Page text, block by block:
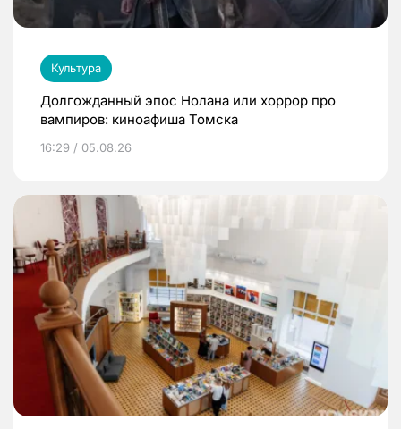
Культура
Долгожданный эпос Нолана или хоррор про
вампиров: киноафиша Томска
16:29 / 05.08.26